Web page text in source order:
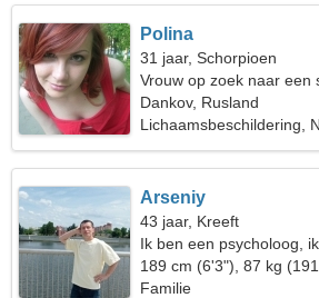
Polina
31 jaar, Schorpioen
Vrouw op zoek naar een
Dankov, Rusland
Lichaamsbeschildering,
Arseniy
43 jaar, Kreeft
Ik ben een psycholoog,
vrouw nodig
189 cm (6'3"), 87 kg
Familie